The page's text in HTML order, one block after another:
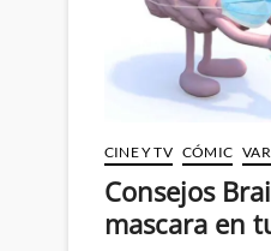
CINE Y TV CÓMIC
Consejos
mascara en